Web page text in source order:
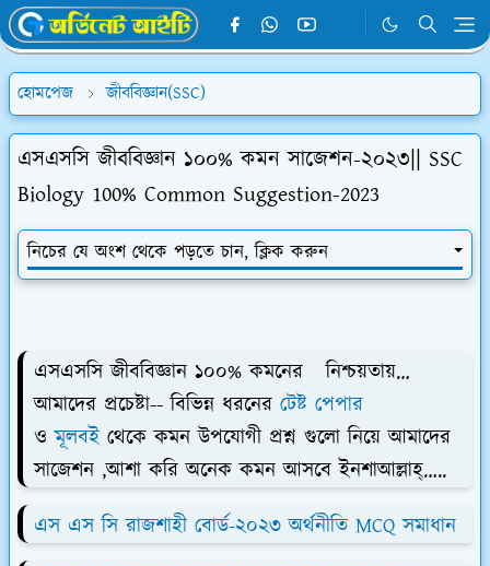
হোমপেজ জীববিজ্ঞান(SSC)
এসএসসি জীববিজ্ঞান ১০০% কমন সাজেশন-২০২৩|| SSC
Biology 100% Common Suggestion-2023
নিচের যে অংশ থেকে পড়তে চান, ক্লিক করুন
এসএসসি জীববিজ্ঞান ১০০% কমনের নিশ্চয়তায়…
আমাদের প্রচেষ্টা-- বিভিন্ন ধরনের টেষ্ট পেপার
ওমূলবই থেকে কমন উপযোগী প্রশ্ন গুলো নিয়ে আমাদের
সাজেশন ,আশা করি অনেক কমন আসবে ইনশাআল্লাহ্…..
এস এস সি রাজশাহী বোর্ড-২০২৩ অর্থনীতি MCQ সমাধান